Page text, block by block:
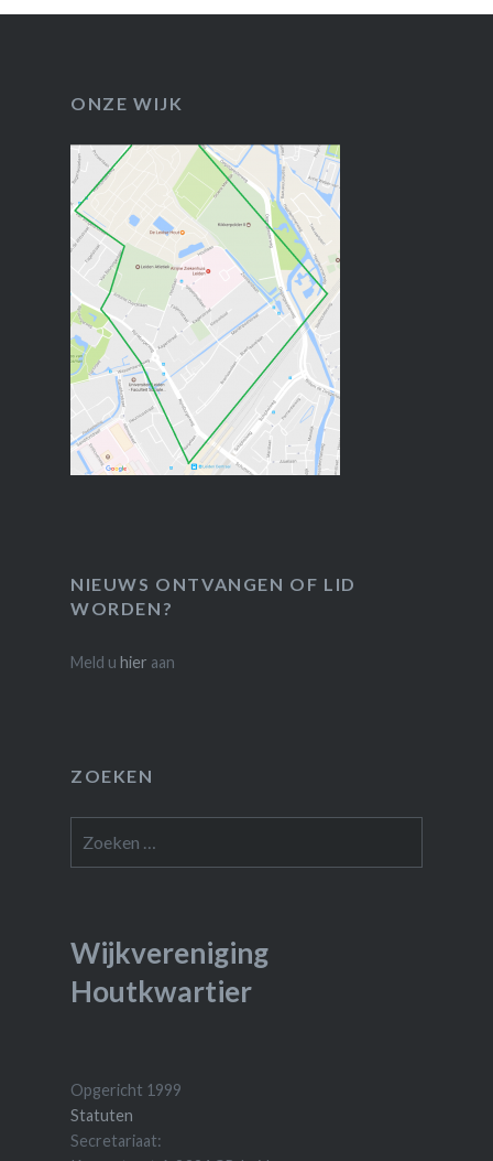
ONZE WIJK
NIEUWS ONTVANGEN OF LID
WORDEN?
Meld u hier aan
ZOEKEN
naar:
Wijkvereniging
Houtkwartier
Opgericht 1999
Statuten
Secretariaat: